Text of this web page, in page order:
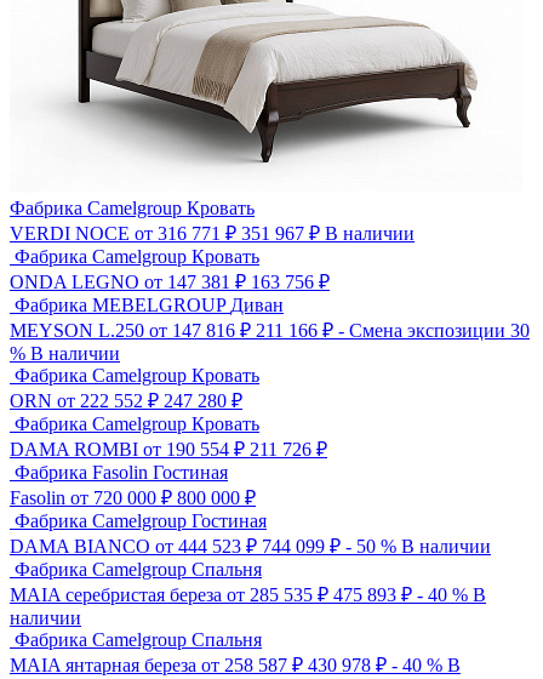
Фабрика Camelgroup Кровать
VERDI NOCE от 316 771 ₽ 351 967 ₽ В наличии
Фабрика Camelgroup Кровать
ONDA LEGNO от 147 381 ₽ 163 756 ₽
Фабрика MEBELGROUP Диван
MEYSON L.250 от 147 816 ₽ 211 166 ₽ - Смена экспозиции 30
% В наличии
Фабрика Camelgroup Кровать
ORN от 222 552 ₽ 247 280 ₽
Фабрика Camelgroup Кровать
DAMA ROMBI от 190 554 ₽ 211 726 ₽
Фабрика Fasolin Гостиная
Fasolin от 720 000 ₽ 800 000 ₽
Фабрика Camelgroup Гостиная
DAMA BIANCO от 444 523 ₽ 744 099 ₽ - 50 % В наличии
Фабрика Camelgroup Спальня
MAIA серебристая береза от 285 535 ₽ 475 893 ₽ - 40 % В
наличии
Фабрика Camelgroup Спальня
MAIA янтарная береза от 258 587 ₽ 430 978 ₽ - 40 % В